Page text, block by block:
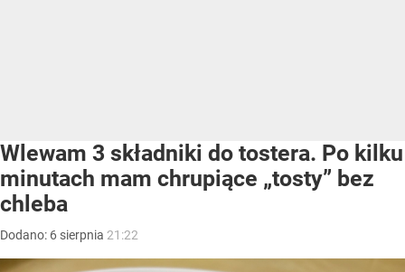
Wlewam 3 składniki do tostera. Po kilku
minutach mam chrupiące „tosty” bez
chleba
Dodano: 6 sierpnia 21:22